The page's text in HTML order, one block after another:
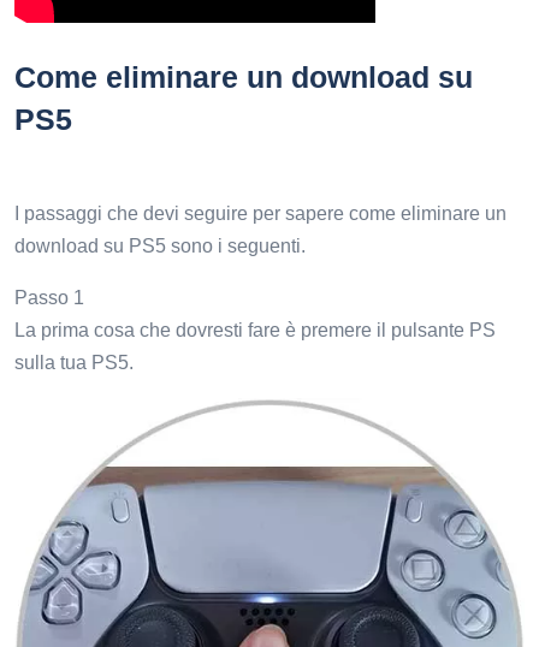
Come eliminare un download su
PS5
I passaggi che devi seguire per sapere come eliminare un
download su PS5 sono i seguenti.
Passo 1
La prima cosa che dovresti fare è premere il pulsante PS
sulla tua PS5.